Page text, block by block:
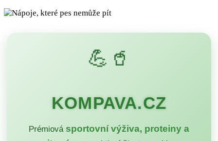
💪🥤
KOMPAVA.CZ
Prémiová sportovní výživa, proteiny a